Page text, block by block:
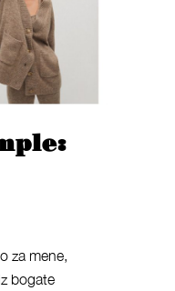
za mene,
bogate